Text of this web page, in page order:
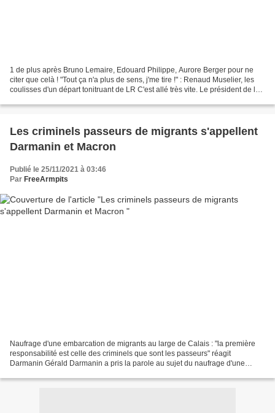
1 de plus après Bruno Lemaire, Edouard Philippe, Aurore Berger pour ne
citer que celà ! "Tout ça n'a plus de sens, j'me tire !" : Renaud Muselier, les
coulisses d'un départ tonitruant de LR C'est allé très vite. Le président de la
Les criminels passeurs de migrants s'appellent
Darmanin et Macron
Publié le 25/11/2021 à 03:46
Par FreeArmpits
Naufrage d'une embarcation de migrants au large de Calais : "la première
responsabilité est celle des criminels que sont les passeurs" réagit
Darmanin Gérald Darmanin a pris la parole au sujet du naufrage d'une